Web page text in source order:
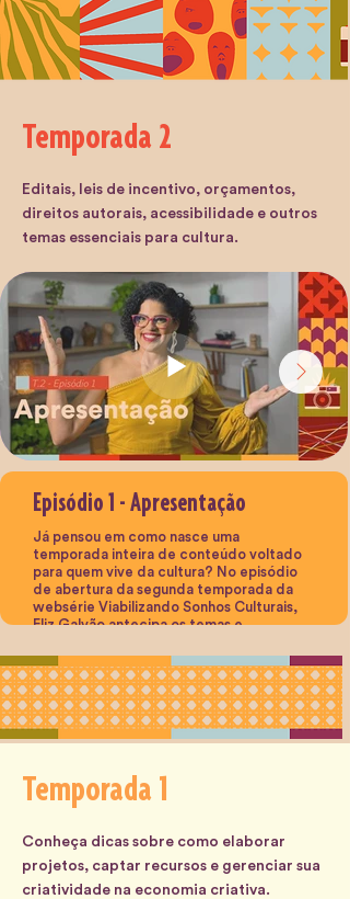
Temporada 2
Editais, leis de incentivo, orçamentos,
direitos autorais, acessibilidade e outros
temas essenciais para cultura.
Episódio 1 - Apresentação
Já pensou em como nasce uma
temporada inteira de conteúdo voltado
para quem vive da cultura? No episódio
de abertura da segunda temporada da
websérie Viabilizando Sonhos Culturais,
Eliz Galvão antecipa os temas e
próximos vídeos, com alguns spoilers bem
especiais. Um aquecimento para
mergulhar de vez nas práticas e
estratégias que podem transformar o seu
fazer cultural.
Temporada 1
Conheça dicas sobre como elaborar
projetos, captar recursos e gerenciar sua
criatividade na economia criativa.